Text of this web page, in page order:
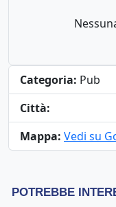
Categoria: Pub
Città:
Mappa: Vedi su